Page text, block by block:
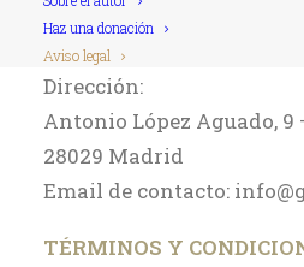
Haz una donación
Aviso legal
cuyos datos de contacto
Dirección:
Antonio López Aguado, 9
28029 Madrid
Email de contacto:
TÉRMINOS Y